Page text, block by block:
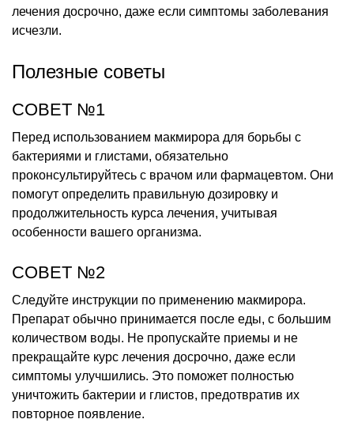
лечения досрочно, даже если симптомы заболевания
исчезли.
Полезные советы
СОВЕТ №1
Перед использованием макмирора для борьбы с
бактериями и глистами, обязательно
проконсультируйтесь с врачом или фармацевтом. Они
помогут определить правильную дозировку и
продолжительность курса лечения, учитывая
особенности вашего организма.
СОВЕТ №2
Следуйте инструкции по применению макмирора.
Препарат обычно принимается после еды, с большим
количеством воды. Не пропускайте приемы и не
прекращайте курс лечения досрочно, даже если
симптомы улучшились. Это поможет полностью
уничтожить бактерии и глистов, предотвратив их
повторное появление.